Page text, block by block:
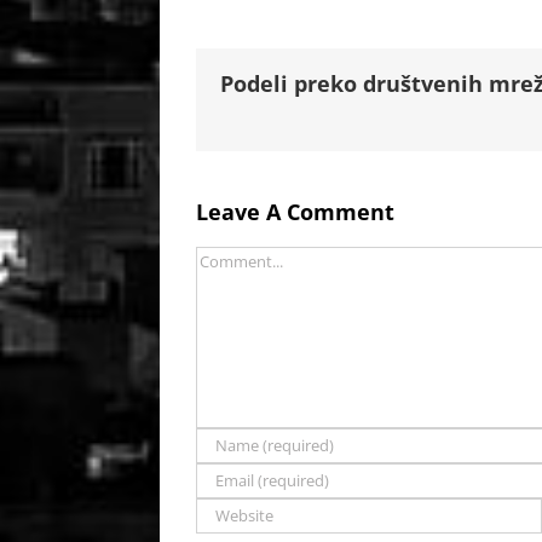
Podeli preko društvenih
Leave A Comment
Comment